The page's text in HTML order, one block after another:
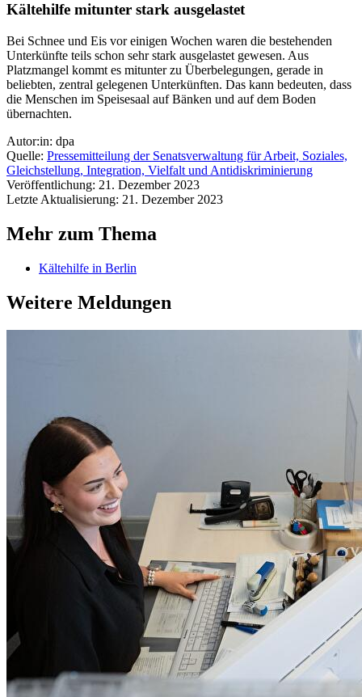
Kältehilfe mitunter stark ausgelastet
Bei Schnee und Eis vor einigen Wochen waren die bestehenden
Unterkünfte teils schon sehr stark ausgelastet gewesen. Aus
Platzmangel kommt es mitunter zu Überbelegungen, gerade in
beliebten, zentral gelegenen Unterkünften. Das kann bedeuten, dass
die Menschen im Speisesaal auf Bänken und auf dem Boden
übernachten.
Autor:in: dpa
Quelle: Pressemitteilung der Senatsverwaltung für Arbeit, Soziales,
Gleichstellung, Integration, Vielfalt und Antidiskriminierung
Veröffentlichung: 21. Dezember 2023
Letzte Aktualisierung: 21. Dezember 2023
Mehr zum Thema
Kältehilfe in Berlin
Weitere Meldungen